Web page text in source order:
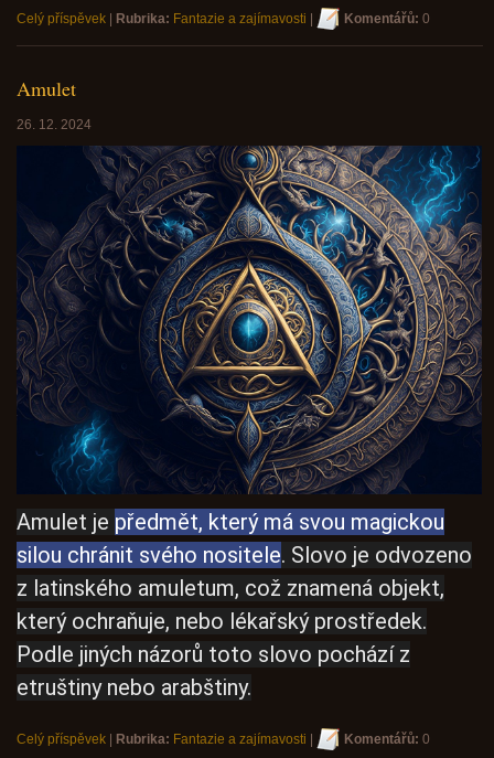
Celý příspěvek Rubrika: Fantazie a zajímavosti Komentářů: 0
Amulet
26. 12. 2024
Amulet je předmět, který má svou magickou
silou chránit svého nositele. Slovo je odvozeno
z latinského amuletum, což znamená objekt,
který ochraňuje, nebo lékařský prostředek.
Podle jiných názorů toto slovo pochází z
etruštiny nebo arabštiny.
Celý příspěvek Rubrika: Fantazie a zajímavosti Komentářů: 0